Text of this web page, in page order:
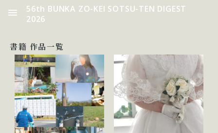
56th BUNKA ZO-KEI SOTSU-TEN DIGEST
2026
書籍 作品一覧